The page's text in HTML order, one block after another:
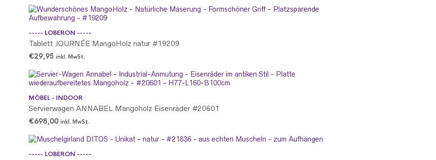
----- LOBERON -----
Tablett JOURNÉE MangoHolz natur #19209
€29,95 inkl. MwSt.
MÖBEL - INDOOR
Servierwagen ANNABEL Mangoholz Eisenräder #20601
€698,00 inkl. MwSt.
----- LOBERON -----